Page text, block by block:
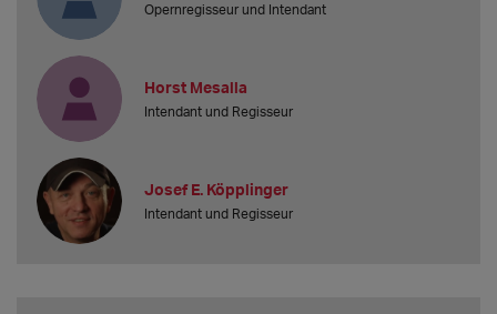
Opernregisseur und Intendant
Horst Mesalla
Intendant und Regisseur
Josef E. Köpplinger
Intendant und Regisseur